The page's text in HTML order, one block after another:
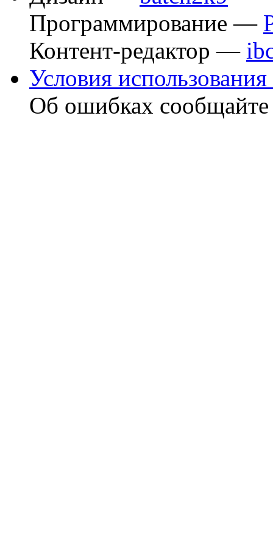
Программирование —
Контент-редактор —
Условия использования
Об ошибках